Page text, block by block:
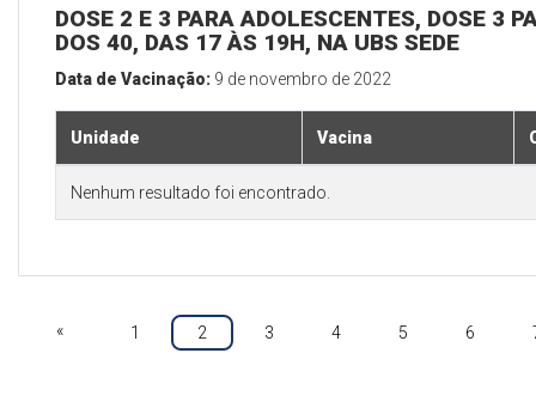
DOSE 2 E 3 PARA ADOLESCENTES, DOSE 3
DOS 40, DAS 17 ÀS 19H, NA UBS SEDE
Data de Vacinação: 9 de novembro de 2022
Unidade Vacina
Nenhum resultado foi encontrado.
« 1 2 3 4 5 6